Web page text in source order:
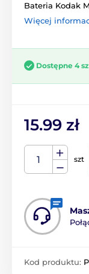
Bateria Kodak
Więcej
Dostępne 4
15.99 zł
szt
Kod produktu: